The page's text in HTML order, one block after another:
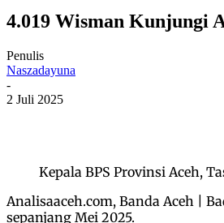
4.019 Wisman Kunjungi
Penulis
Naszadayuna
-
2 Juli 2025
Kepala BPS Provinsi Aceh,
Analisaaceh.com, Banda Aceh |
sepanjang Mei 2025.